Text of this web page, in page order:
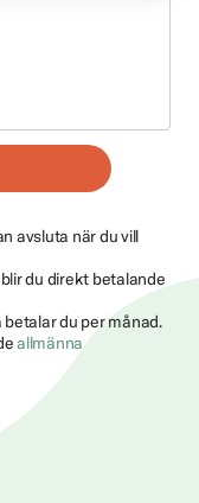
avsluta när du vill
du direkt betalande
du per månad.
allmänna